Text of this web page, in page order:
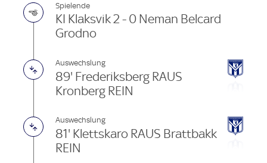
Spielende
KI Klaksvik 2 - 0 Neman Belcard
Grodno
Auswechslung
89' Frederiksberg RAUS
Kronberg REIN
Auswechslung
81' Klettskaro RAUS Brattbakk
REIN